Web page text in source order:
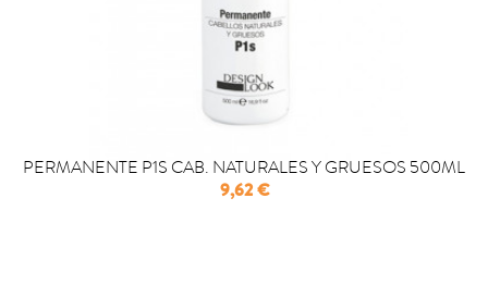
PERMANENTE P1S CAB. NATURALES Y GRUESOS 500ML
Precio
9,62 €